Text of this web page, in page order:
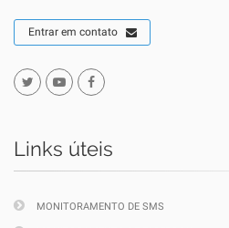
Entrar em contato
Links úteis
MONITORAMENTO DE SMS